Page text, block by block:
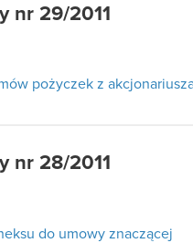
nr 29/2011
pożyczek z
nr 28/2011
do umowy znaczącej